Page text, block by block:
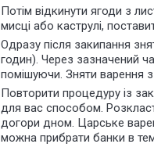
Потім відкинути ягоди з
мисці або каструлі,
Одразу після закипання
годин). Через зазначений
помішуючи. Зняти варення
Повторити процедуру із
для вас способом.
догори дном. Царське
можна прибрати банки в